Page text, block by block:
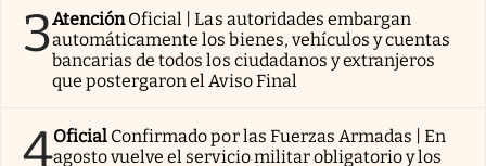
3AtenciónOficial | Las autoridades embargan
automáticamente los bienes, vehículos y cuentas
bancarias de todos los ciudadanos y extranjeros
que postergaron el Aviso Final
4Oficial Confirmado por las Fuerzas Armadas | En
agosto vuelve el servicio militar obligatorio y los